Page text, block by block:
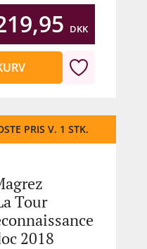
DKK
PRIS V. 1 STK.
Tour
2018